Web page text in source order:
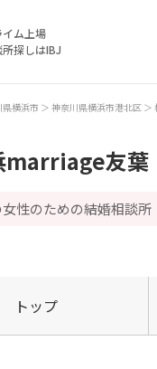
ム上場
探しはIBJ
横浜市 神奈川県横浜市港北区
marriage友葉
性のための結婚相談所
トップ